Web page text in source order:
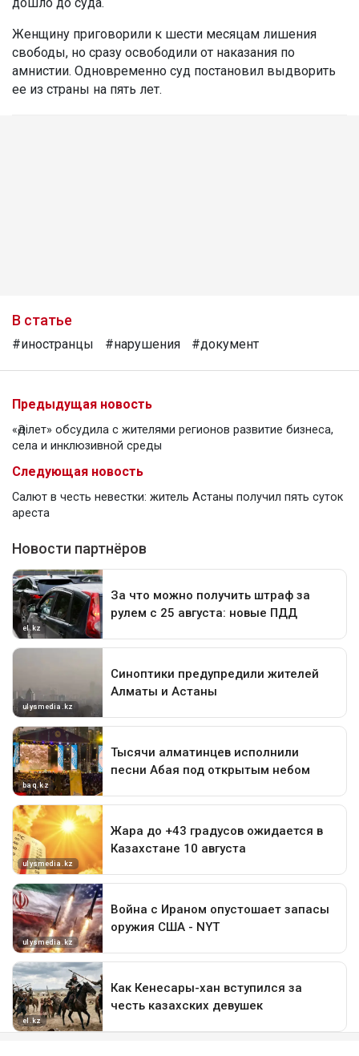
Женщину приговорили к шести месяцам лишения
свободы, но сразу освободили от наказания по
амнистии. Одновременно суд постановил выдворить
ее из страны на пять лет.
В статье
#иностранцы #нарушения #документ
Предыдущая новость
«Әділет» обсудила с жителями регионов развитие бизнеса,
села и инклюзивной среды
Следующая новость
Салют в честь невестки: житель Астаны получил пять суток
ареста